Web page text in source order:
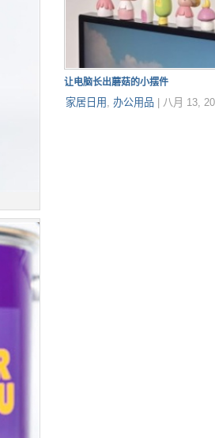
让电脑长出蘑菇的小摆件
家居日用 办公用品 八月 13,